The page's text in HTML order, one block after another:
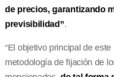
de precios, garantizando
previsibilidad”.
“El objetivo principal de
metodología de fijación de